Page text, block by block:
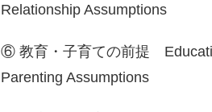
Relationship Assumptions
⑥ 教育・子育ての前提
Parenting Assumptions